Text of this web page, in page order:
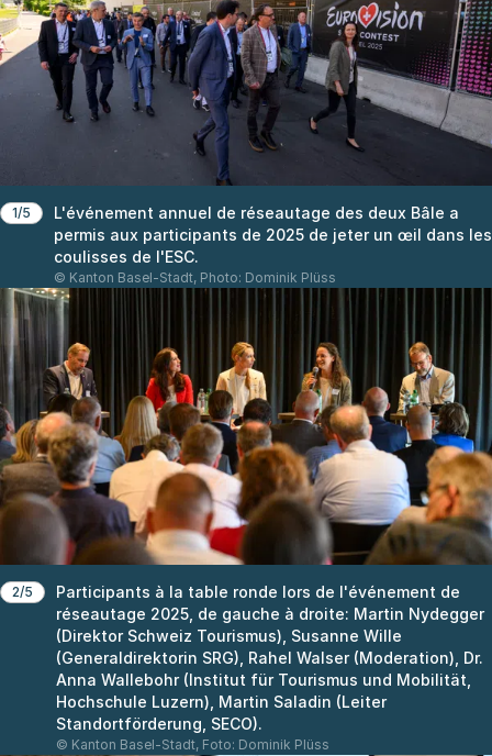
1/5
L'événement annuel de réseautage des deux Bâle a
permis aux participants de 2025 de jeter un œil dans les
coulisses de l'ESC.
© Kanton Basel-Stadt, Photo: Dominik Plüss
2/5
Participants à la table ronde lors de l'événement de
réseautage 2025, de gauche à droite: Martin Nydegger
(Direktor Schweiz Tourismus), Susanne Wille
(Generaldirektorin SRG), Rahel Walser (Moderation), Dr.
Anna Wallebohr (Institut für Tourismus und Mobilität,
Hochschule Luzern), Martin Saladin (Leiter
Standortförderung, SECO).
© Kanton Basel-Stadt, Foto: Dominik Plüss